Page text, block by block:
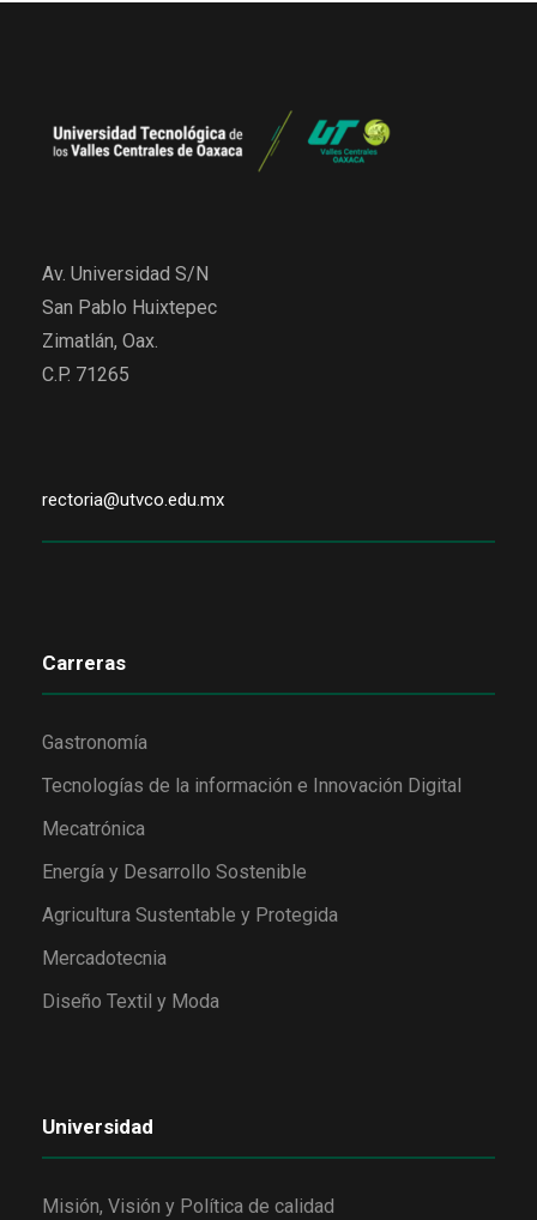
Av. Universidad S/N
San Pablo Huixtepec
Zimatlán, Oax.
C.P. 71265
rectoria@utvco.edu.mx
Carreras
Gastronomía
Tecnologías de la información e Innovación Digital
Mecatrónica
Energía y Desarrollo Sostenible
Agricultura Sustentable y Protegida
Mercadotecnia
Diseño Textil y Moda
Universidad
Misión, Visión y Política de calidad